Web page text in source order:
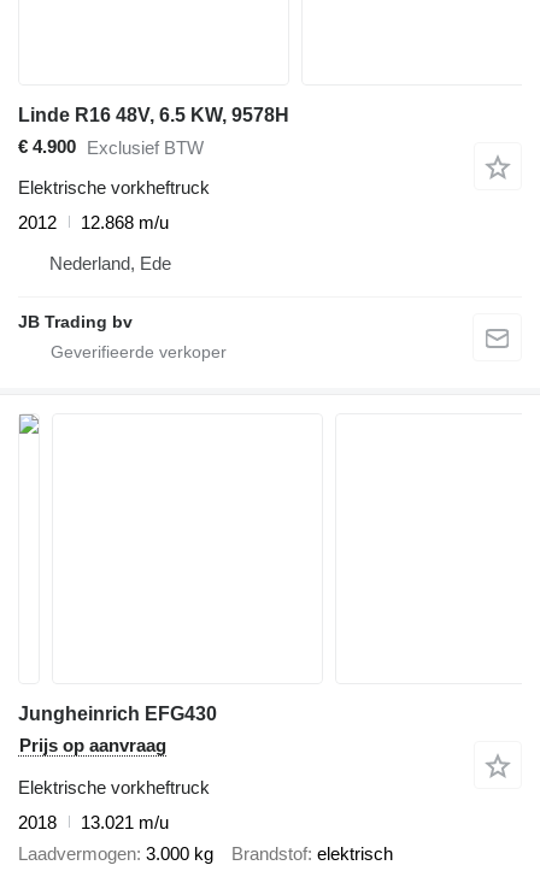
Linde R16 48V, 6.5 KW, 9578H
€ 4.900
Exclusief BTW
Elektrische vorkheftruck
2012
12.868 m/u
Nederland, Ede
JB Trading bv
Jungheinrich EFG430
Prijs op aanvraag
Elektrische vorkheftruck
2018
13.021 m/u
Laadvermogen 3.000 kg Brandstof elektrisch